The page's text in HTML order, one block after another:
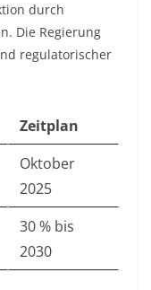
durch
Die Regierung
regulatorischer
Zeitplan
Oktober
2025
30 % bis
2030